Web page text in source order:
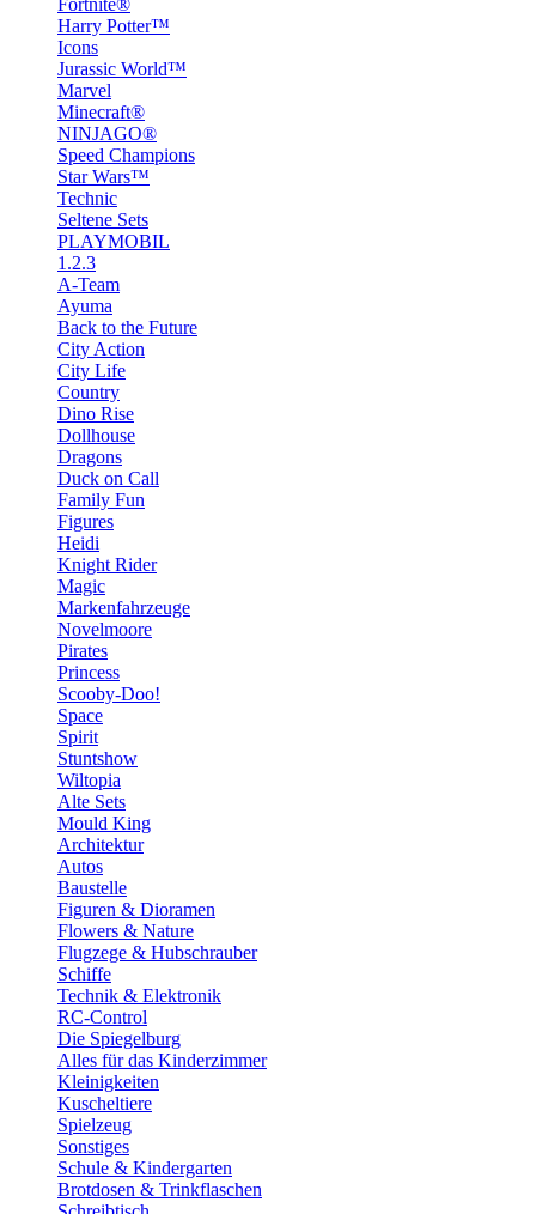
Fortnite®
Harry Potter™
Icons
Jurassic World™
Marvel
Minecraft®
NINJAGO®
Speed Champions
Star Wars™
Technic
Seltene Sets
PLAYMOBIL
1.2.3
A-Team
Ayuma
Back to the Future
City Action
City Life
Country
Dino Rise
Dollhouse
Dragons
Duck on Call
Family Fun
Figures
Heidi
Knight Rider
Magic
Markenfahrzeuge
Novelmoore
Pirates
Princess
Scooby-Doo!
Space
Spirit
Stuntshow
Wiltopia
Alte Sets
Mould King
Architektur
Autos
Baustelle
Figuren & Dioramen
Flowers & Nature
Flugzege & Hubschrauber
Schiffe
Technik & Elektronik
RC-Control
Die Spiegelburg
Alles für das Kinderzimmer
Kleinigkeiten
Kuscheltiere
Spielzeug
Sonstiges
Schule & Kindergarten
Brotdosen & Trinkflaschen